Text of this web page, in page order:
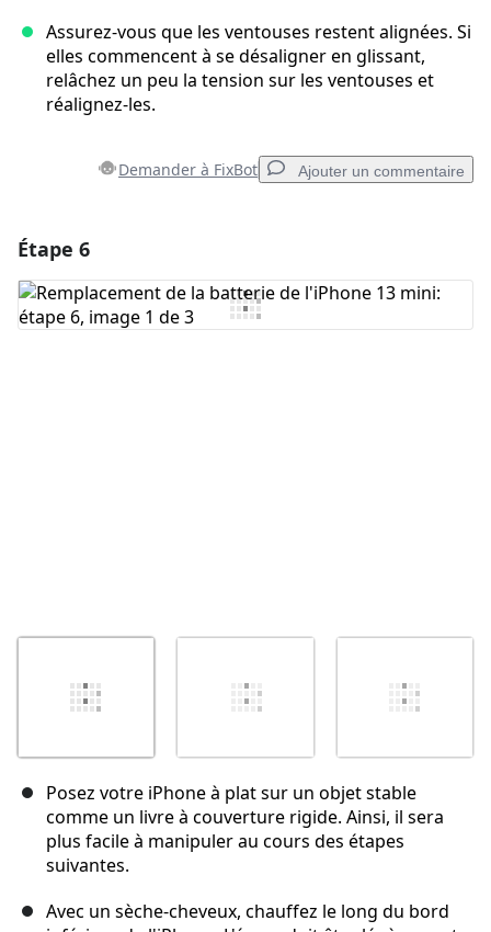
Assurez-vous que les ventouses restent alignées. Si
elles commencent à se désaligner en glissant,
relâchez un peu la tension sur les ventouses et
réalignez-les.
Demander à FixBot Ajouter un commentaire
Ajouter un commentaire
Étape 6
Posez votre iPhone à plat sur un objet stable
comme un livre à couverture rigide. Ainsi, il sera
plus facile à manipuler au cours des étapes
suivantes.
Avec un sèche-cheveux, chauffez le long du bord